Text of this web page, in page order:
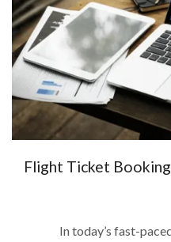
Flight Ticket
In today’s fast-